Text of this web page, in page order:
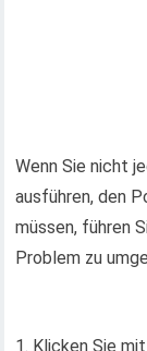
Wenn Sie nicht
ausführen, den
müssen, führen
Problem zu
1. Klicken Sie